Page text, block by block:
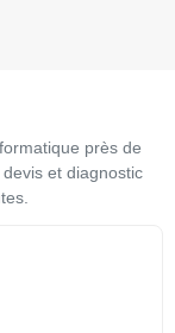
près de
et diagnostic